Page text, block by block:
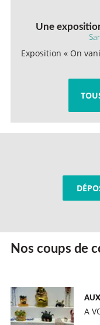
Une
Exposition « On
Nos coups de
A